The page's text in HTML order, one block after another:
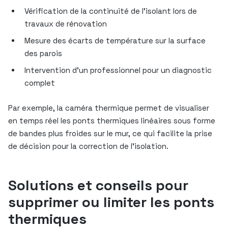
Vérification de la continuité de l’isolant lors de
travaux de rénovation
Mesure des écarts de température sur la surface
des parois
Intervention d’un professionnel pour un diagnostic
complet
Par exemple, la caméra thermique permet de visualiser
en temps réel les ponts thermiques linéaires sous forme
de bandes plus froides sur le mur, ce qui facilite la prise
de décision pour la correction de l’isolation.
Solutions et conseils pour
supprimer ou limiter les ponts
thermiques